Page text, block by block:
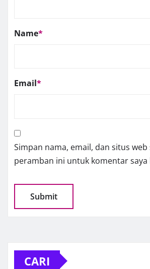
Name*
Email*
Simpan nama, email, dan situs web
peramban ini untuk komentar saya
CARI